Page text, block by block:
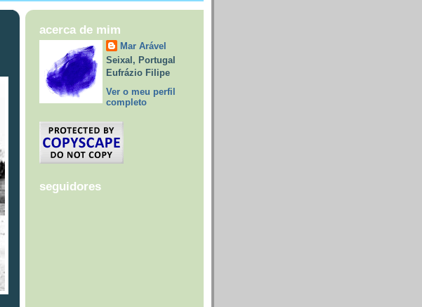
acerca de mim
Mar Arável
Seixal, Portugal
Eufrázio Filipe
Ver o meu perfil
completo
seguidores